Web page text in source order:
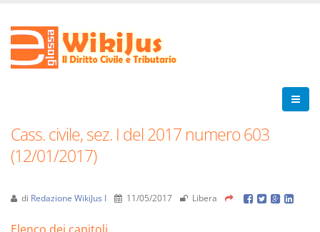
Cass. civile, sez. I del 2017 numero 603
(12/01/2017)
di Redazione WikiJus I 11/05/2017 Libera